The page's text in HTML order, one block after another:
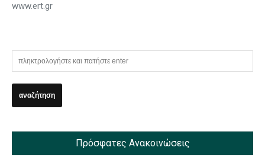
www.ert.gr
Πρόσφατες Ανακοινώσεις